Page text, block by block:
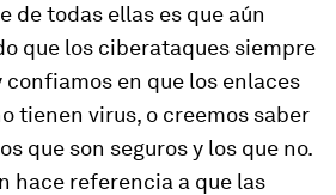
de todas ellas es que aún
que los ciberataques siempre
confiamos en que los enlaces
tienen virus, o creemos saber
que son seguros y los que no.
hace referencia a que las